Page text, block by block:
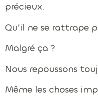
précieux.
Qu’il ne se rattrape
Malgré ça ?
Nous repoussons
Même les choses